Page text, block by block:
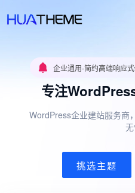
企业通用-简约高端响应
专注
WordPress企业建站服务商
挑选主题